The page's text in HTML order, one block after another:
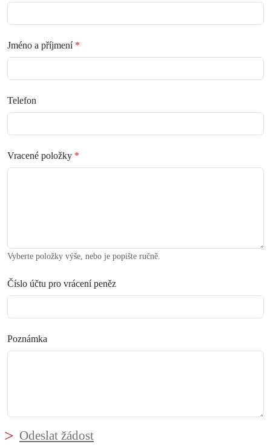
Jméno a příjmení *
Telefon
Vracené položky *
Vyberte položky výše, nebo je popište ručně.
Číslo účtu pro vrácení peněz
Poznámka
Odeslat žádost